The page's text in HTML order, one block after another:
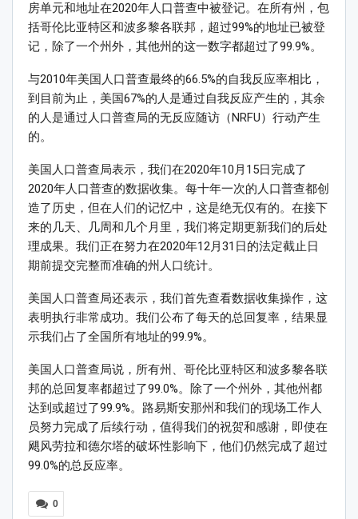
房单元和地址在2020年人口普查中被登记。在所有州，包
括哥伦比亚特区和波多黎各联邦，超过99%的地址已被登
记，除了一个州外，其他州的这一数字都超过了99.9%。
与2010年美国人口普查最终的66.5%的自我反应率相比，
到目前为止，美国67%的人是通过自我反应产生的，其余
的人是通过人口普查局的无反应随访（NRFU）行动产生
的。
美国人口普查局表示，我们在2020年10月15日完成了
2020年人口普查的数据收集。每十年一次的人口普查都创
造了历史，但在人们的记忆中，这是绝无仅有的。在接下
来的几天、几周和几个月里，我们将定期更新我们的后处
理成果。我们正在努力在2020年12月31日的法定截止日
期前提交完整而准确的州人口统计。
美国人口普查局还表示，我们首先查看数据收集操作，这
表明执行非常成功。我们公布了每天的总回复率，结果显
示我们占了全国所有地址的99.9%。
美国人口普查局说，所有州、哥伦比亚特区和波多黎各联
邦的总回复率都超过了99.0%。除了一个州外，其他州都
达到或超过了99.9%。路易斯安那州和我们的现场工作人
员努力完成了后续行动，值得我们的祝贺和感谢，即使在
飓风劳拉和德尔塔的破坏性影响下，他们仍然完成了超过
99.0%的总反应率。
0